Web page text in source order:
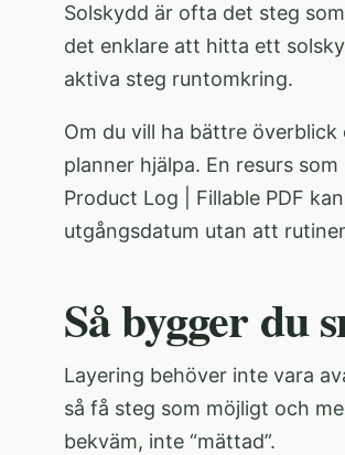
Solskydd är ofta det steg
det enklare att hitta ett
aktiva steg runtomkring.
Om du vill ha bättre
planner hjälpa. En resurs som
Product Log | Fillable PDF
utgångsdatum utan att
Så bygger du
Layering behöver inte vara
så få steg som möjligt och
bekväm, inte “mättad”.